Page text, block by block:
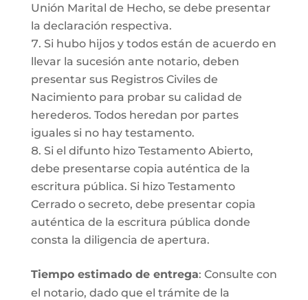
Unión Marital de Hecho, se debe presentar
la declaración respectiva.
Si hubo hijos y todos están de acuerdo en
llevar la sucesión ante notario, deben
presentar sus Registros Civiles de
Nacimiento para probar su calidad de
herederos. Todos heredan por partes
iguales si no hay testamento.
Si el difunto hizo Testamento Abierto,
debe presentarse copia auténtica de la
escritura pública. Si hizo Testamento
Cerrado o secreto, debe presentar copia
auténtica de la escritura pública donde
consta la diligencia de apertura.
Tiempo estimado de entrega: Consulte con
el notario, dado que el trámite de la